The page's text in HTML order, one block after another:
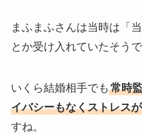
まふまふさんは当時は「
とか受け入れていたそう
いくら結婚相手でも 常時
イバシーもなくストレス
すね。